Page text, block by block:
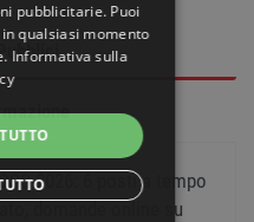
2026: 6 posti a tempo
domande online su
pubblicitarie. Puoi
qualsiasi momento
. Informativa sulla